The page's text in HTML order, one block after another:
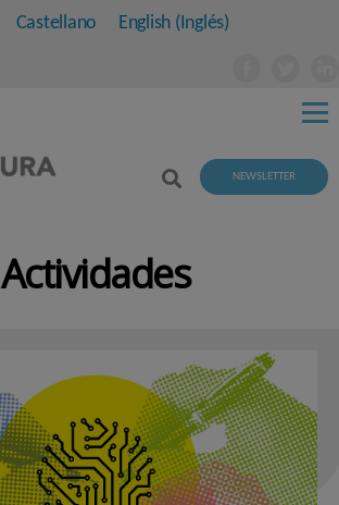
Castellano English (Inglés)
NEWSLETTER
Actividades